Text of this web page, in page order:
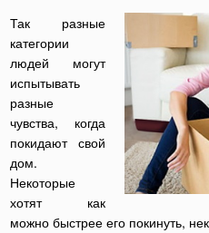
Так разные
категории
людей могут
испытывать
разные
чувства, когда
покидают свой
дом.
Некоторые
хотят как
можно быстрее его покинуть,